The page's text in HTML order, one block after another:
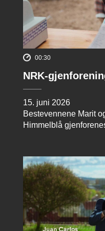
00:30
NRK-
15. juni 2026
Bestevennene Marit
Himmelblå